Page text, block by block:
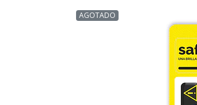
AGOTADO